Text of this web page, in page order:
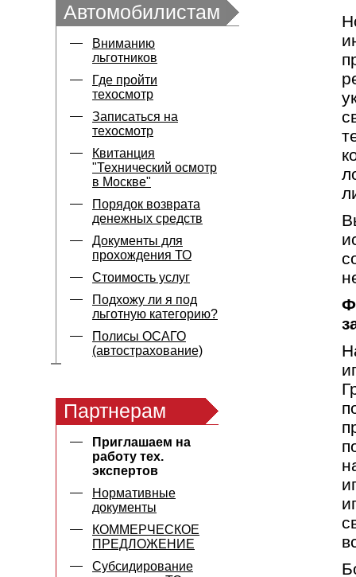
Автомобилистам
Вниманию
льготников
Где пройти
техосмотр
Записаться на
техосмотр
Квитанция
"Технический осмотр
в Москве"
Порядок возврата
денежных средств
Документы для
прохождения ТО
Стоимость услуг
Подхожу ли я под
льготную категорию?
Полисы ОСАГО
(автострахование)
Партнерам
Приглашаем на
работу тех.
экспертов
Нормативные
документы
КОММЕРЧЕСКОЕ
ПРЕДЛОЖЕНИЕ
Субсидирование